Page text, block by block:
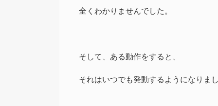
全くわかりませんでした。
そして、ある動作をすると、
それはいつでも発動するようになりま